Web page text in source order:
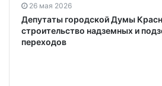
26 мая 2026
Депутаты городской Думы
строительство надземных и
переходов